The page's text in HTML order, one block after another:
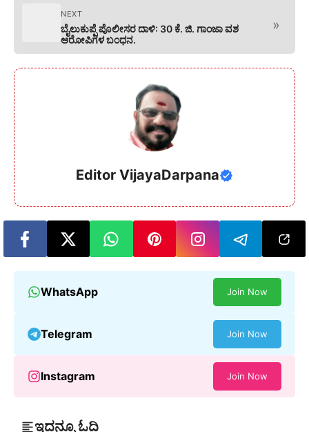
NEXT
ಬೈಲುಕುಪ್ಪೆ ಪೊಲೀಸರ ದಾಳಿ: 30 ಕೆ. ಜಿ. ಗಾಂಜಾ ವಶ
ಆರೋಪಿಗಳ ಬಂಧನ.
»
Editor VijayaDarpana
WhatsApp Join Now
Telegram Join Now
Instagram Join Now
ಇದನ್ನೂ ಓದಿ